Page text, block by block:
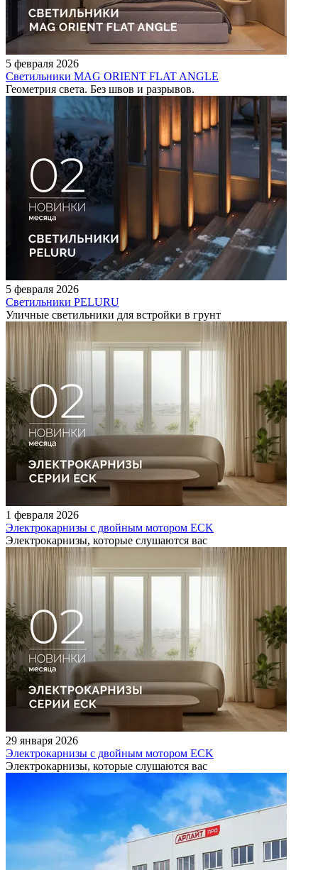
5 февраля 2026
Светильники MAG ORIENT FLAT ANGLE
Геометрия света. Без швов и разрывов.
5 февраля 2026
Светильники PELURU
Уличные светильники для встройки в грунт
1 февраля 2026
Электрокарнизы с двойным мотором ECK
Электрокарнизы, которые слушаются вас
29 января 2026
Электрокарнизы с двойным мотором ECK
Электрокарнизы, которые слушаются вас